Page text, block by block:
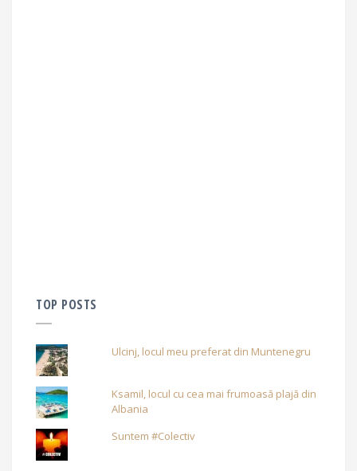
TOP POSTS
Ulcinj, locul meu preferat din Muntenegru
Ksamil, locul cu cea mai frumoasă plajă din
Albania
Suntem #Colectiv